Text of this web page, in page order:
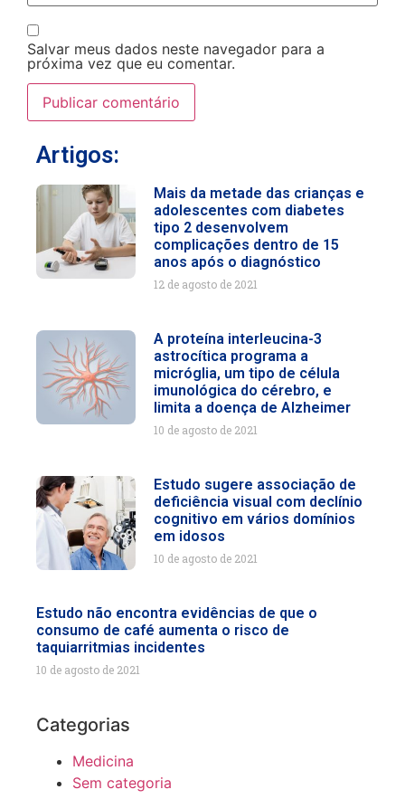
Salvar meus dados neste navegador para a
próxima vez que eu comentar.
Artigos:
Mais da metade das crianças e
adolescentes com diabetes
tipo 2 desenvolvem
complicações dentro de 15
anos após o diagnóstico
12 de agosto de 2021
A proteína interleucina-3
astrocítica programa a
micróglia, um tipo de célula
imunológica do cérebro, e
limita a doença de Alzheimer
10 de agosto de 2021
Estudo sugere associação de
deficiência visual com declínio
cognitivo em vários domínios
em idosos
10 de agosto de 2021
Estudo não encontra evidências de que o
consumo de café aumenta o risco de
taquiarritmias incidentes
10 de agosto de 2021
Categorias
Medicina
Sem categoria